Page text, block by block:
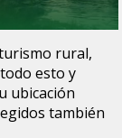
rural,
esto y
ubicación
también